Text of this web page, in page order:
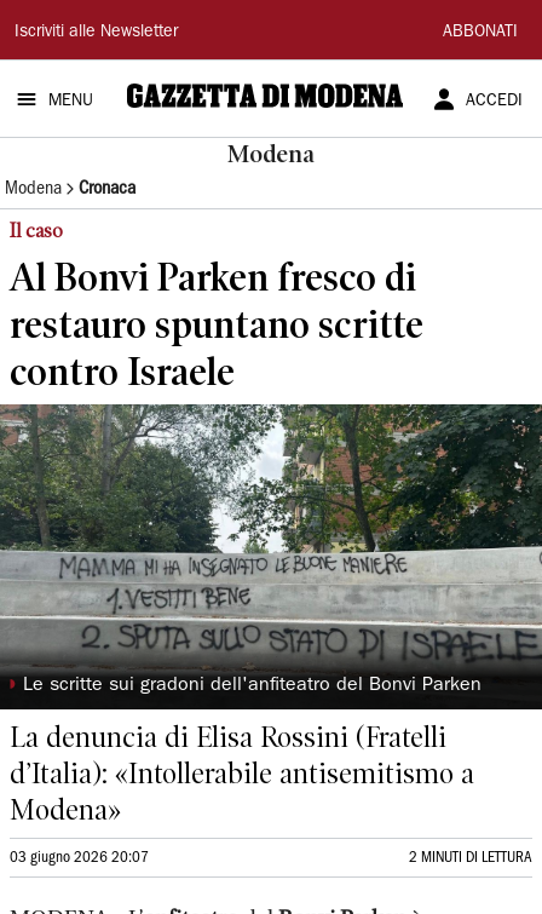
Gazzetta
di
Modena
Iscriviti alle Newsletter ABBONATI
MENU ACCEDI
Modena
Modena Cronaca
Il caso
Al Bonvi Parken fresco di
restauro spuntano scritte
contro Israele
◗ Le scritte sui gradoni dell'anfiteatro del Bonvi Parken
La denuncia di Elisa Rossini (Fratelli
d’Italia): «Intollerabile antisemitismo a
Modena»
03 giugno 2026 20:07 2 MINUTI DI LETTURA